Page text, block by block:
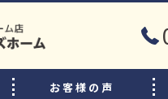
お客様の声